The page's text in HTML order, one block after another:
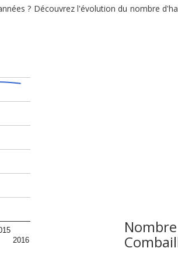
? Découvrez l'évolution du nombre
2016